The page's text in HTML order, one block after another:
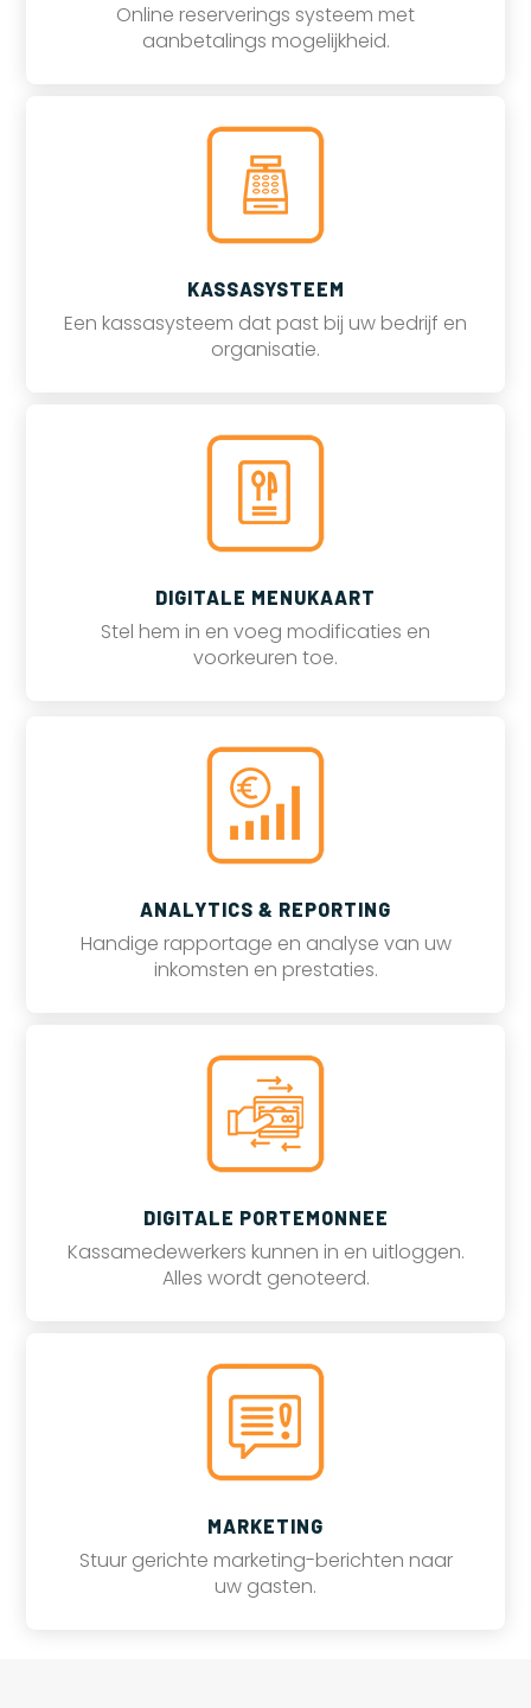
Online reserverings systeem met
aanbetalings mogelijkheid.
KASSASYSTEEM
Een kassasysteem dat past bij uw bedrijf en
organisatie.
DIGITALE MENUKAART
Stel hem in en voeg modificaties en
voorkeuren toe.
ANALYTICS & REPORTING
Handige rapportage en analyse van uw
inkomsten en prestaties.
DIGITALE PORTEMONNEE
Kassamedewerkers kunnen in en uitloggen.
Alles wordt genoteerd.
MARKETING
Stuur gerichte marketing-berichten naar
uw gasten.